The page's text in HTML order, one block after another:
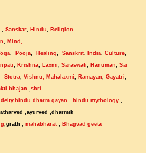
, Sanskar, Hindu, Religion,
, Mind,
, Pooja, Healing, Sanskrit, India, Culture,
, Krishna, Laxmi, Saraswati, Hanuman, Sai
Stotra, Vishnu, Mahalaxmi, Ramayan, Gayatri,
bhajan ,shri
deity,hindu dharm gayan , hindu mythology,
,ayurved ,dharmik
,grath , mahabharat, Bhagvad geeta